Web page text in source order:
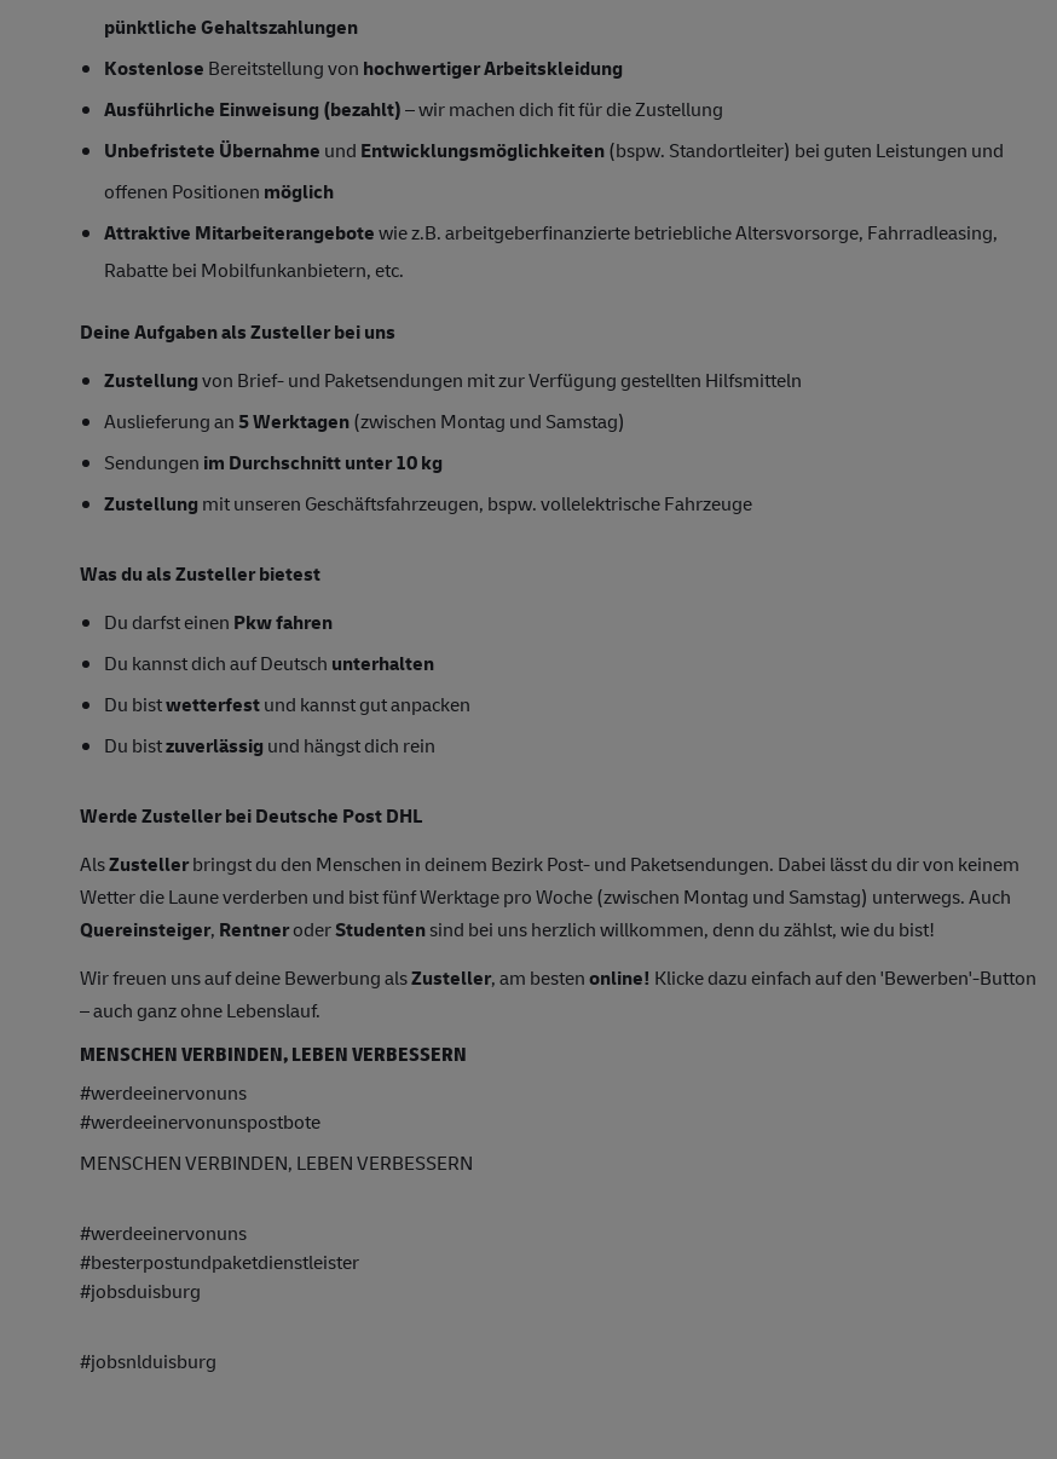
pünktliche Gehaltszahlungen
Kostenlose Bereitstellung von hochwertiger Arbeitskleidung
Ausführliche Einweisung (bezahlt)– wir machen dich fit für die Zustellung
Unbefristete Übernahme und Entwicklungsmöglichkeiten(bspw. Standortleiter) bei guten Leistungen und
offenen Positionen möglich
Attraktive Mitarbeiterangebotewie z.B. arbeitgeberfinanzierte betriebliche Altersvorsorge, Fahrradleasing,
Rabatte bei Mobilfunkanbietern, etc.
Deine Aufgaben als Zusteller bei uns
Zustellungvon Brief- und Paketsendungen mit zur Verfügung gestellten Hilfsmitteln
Auslieferung an5 Werktagen(zwischen Montag und Samstag)
Sendungen im Durchschnitt unter 10 kg
Zustellung mit unseren Geschäftsfahrzeugen, bspw. vollelektrische Fahrzeuge
Was du als Zusteller bietest
Du darfst einen Pkw fahren
Du kannst dich auf Deutsch unterhalten
Du bistwetterfestund kannst gut anpacken
Du bistzuverlässig und hängst dich rein
Werde Zusteller bei Deutsche Post DHL
AlsZustellerbringst du den Menschen in deinem Bezirk Post- und Paketsendungen. Dabei lässt du dir von keinem
Wetter die Laune verderben und bist fünf Werktage pro Woche (zwischen Montag und Samstag) unterwegs. Auch
Quereinsteiger, RentneroderStudentensind bei uns herzlich willkommen, denn du zählst, wie du bist!
Wir freuen uns auf deine Bewerbung alsZusteller, am bestenonline! Klicke dazu einfach auf den 'Bewerben'-Button
– auch ganz ohne Lebenslauf.
MENSCHEN VERBINDEN, LEBEN VERBESSERN
#werdeeinervonuns
#werdeeinervonunspostbote
MENSCHEN VERBINDEN, LEBEN VERBESSERN
#werdeeinervonuns
#besterpostundpaketdienstleister
#jobsduisburg
#jobsnlduisburg